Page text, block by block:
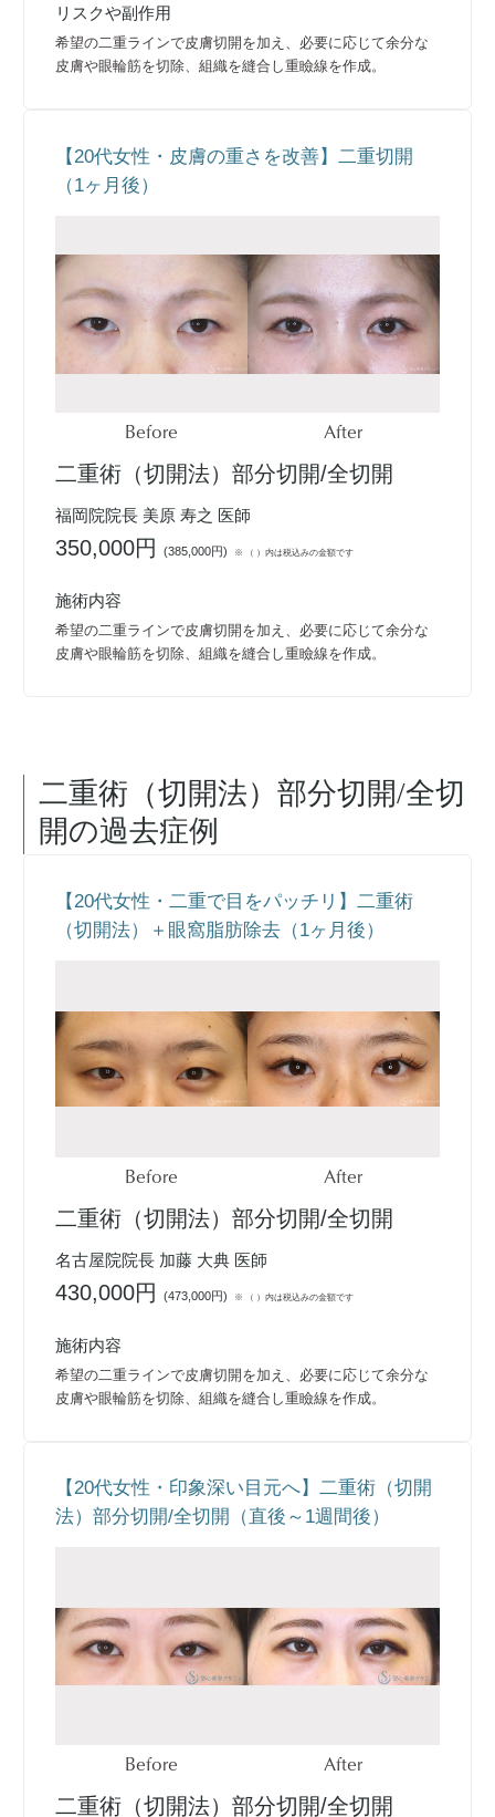
リスクや副作用
希望の二重ラインで皮膚切開を加え、必要に応じて余分な
皮膚や眼輪筋を切除、組織を縫合し重瞼線を作成。
【20代女性・皮膚の重さを改善】二重切開
（1ヶ月後）
Before After
二重術（切開法）部分切開/全切開
福岡院院長 美原 寿之 医師
350,000円(385,000円) ※ （ ）内は税込みの金額です
施術内容
希望の二重ラインで皮膚切開を加え、必要に応じて余分な
皮膚や眼輪筋を切除、組織を縫合し重瞼線を作成。
二重術（切開法）部分切開/全切
開の過去症例
【20代女性・二重で目をパッチリ】二重術
（切開法）＋眼窩脂肪除去（1ヶ月後）
Before After
二重術（切開法）部分切開/全切開
名古屋院院長 加藤 大典 医師
430,000円(473,000円) ※ （ ）内は税込みの金額です
施術内容
希望の二重ラインで皮膚切開を加え、必要に応じて余分な
皮膚や眼輪筋を切除、組織を縫合し重瞼線を作成。
【20代女性・印象深い目元へ】二重術（切開
法）部分切開/全切開（直後～1週間後）
Before After
二重術（切開法）部分切開/全切開